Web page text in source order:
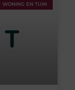
WONING EN TUIN